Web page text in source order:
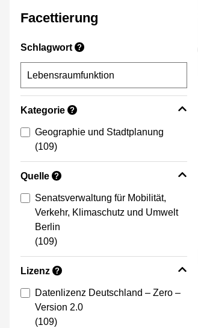
Facettierung
Schlagwort ?
Kategorie ?
Geographie und Stadtplanung
(109)
Quelle ?
Senatsverwaltung für Mobilität,
Verkehr, Klimaschutz und Umwelt
Berlin
(109)
Lizenz ?
Datenlizenz Deutschland – Zero –
Version 2.0
(109)